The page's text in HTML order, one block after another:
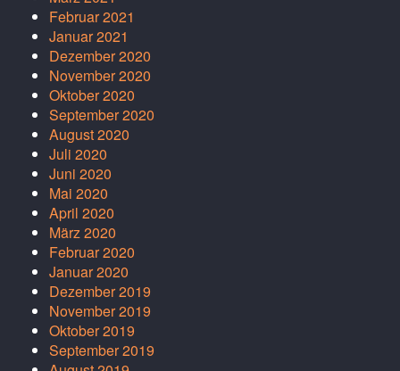
Februar 2021
Januar 2021
Dezember 2020
November 2020
Oktober 2020
September 2020
August 2020
Juli 2020
Juni 2020
Mai 2020
April 2020
März 2020
Februar 2020
Januar 2020
Dezember 2019
November 2019
Oktober 2019
September 2019